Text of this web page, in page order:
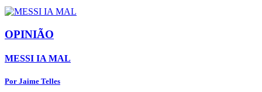
OPINIÃO
MESSI IA MAL
Por Jaime Telles